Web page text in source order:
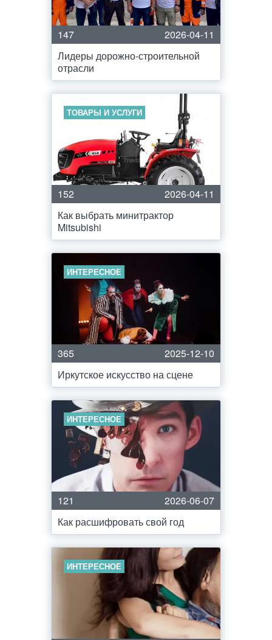
147
2026-04-11
Лидеры дорожно-строительной
отрасли
ТОВАРЫ И УСЛУГИ
152
2026-04-11
Как выбрать минитрактор
Mitsubishi
ИНТЕРЕСНОЕ
365
2025-12-10
Иркутское искусство на сцене
ИНТЕРЕСНОЕ
121
2026-06-07
Как расшифровать свой год
ИНТЕРЕСНОЕ